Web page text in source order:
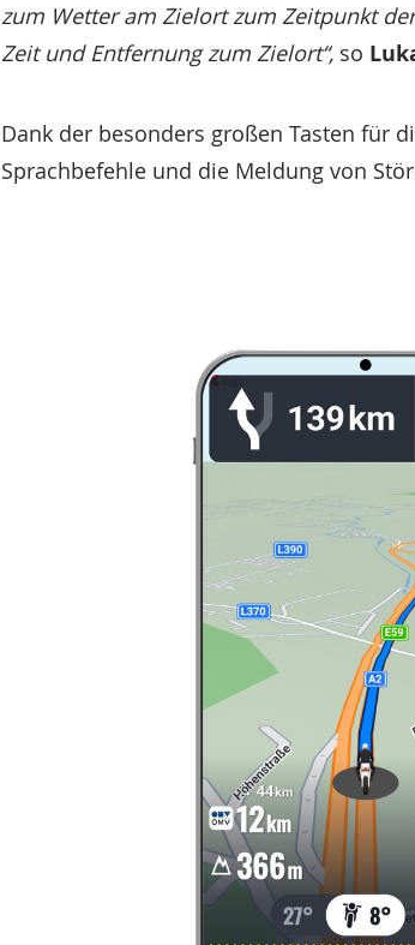
zum Wetter am Zielort zum Zeitpunkt
Zeit und Entfernung zum Zielort“, so
Dank der besonders großen Tasten für
Sprachbefehle und die Meldung von